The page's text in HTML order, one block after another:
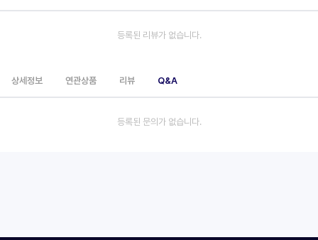
등록된 리뷰가 없습니다.
상세정보 연관상품 리뷰 Q&A
등록된 문의가 없습니다.